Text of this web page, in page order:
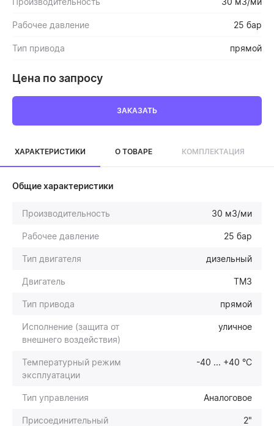
Рабочее давление 25 бар
Тип привода прямой
Цена по запросу
ЗАКАЗАТЬ
ХАРАКТЕРИСТИКИ О ТОВАРЕ КОМПЛЕКТАЦИЯ
Общие характеристики
Производительность 30 м3/ми
Рабочее давление 25 бар
Тип двигателя дизельный
Двигатель ТМЗ
Тип привода прямой
Исполнение (защита от
внешнего воздействия)
уличное
Температурный режим
эксплуатации
-40 ... +40 °С
Тип управления Аналоговое
Присоединительный
2"